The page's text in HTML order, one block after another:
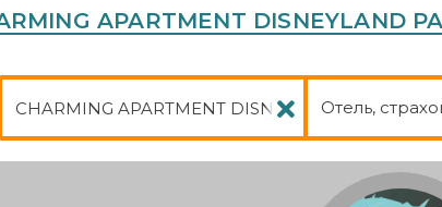
APARTMENT DISNEYLAND
Отель,